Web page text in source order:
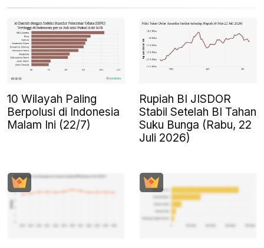
10 Wilayah Paling
Berpolusi di Indonesia
Malam Ini (22/7)
Rupiah BI JISDOR
Stabil Setelah BI Tahan
Suku Bunga (Rabu, 22
Juli 2026)